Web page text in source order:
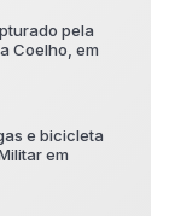
pela
Coelho, em
e bicicleta
em